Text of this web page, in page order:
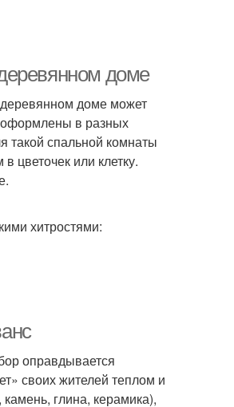
доме
доме может
оформлены в разных
такой спальной комнаты
цветочек или клетку.
хитростями:
оправдывается
своих жителей теплом и
глина, керамика),